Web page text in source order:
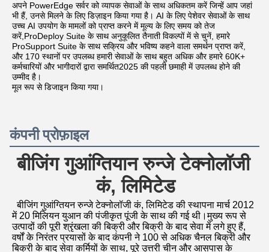
अपने PowerEdge सर्वर को व्यापक सेवाओं के साथ अधिकतम करें जिन्हें आप जहां
भी हैं, उनसे मिलने के लिए डिज़ाइन किया गया है। AI के लिए पेशेवर सेवाओं के साथ
उच्च AI उपयोग के मामलों को प्राप्त करने में मूल्य के लिए समय को तेज
करें,ProDeploy Suite के साथ अनुकूलित तैनाती विकल्पों में से चुनें, हमारे
ProSupport Suite के साथ सक्रिय और भविष्य कहने वाला समर्थन प्राप्त करें,
और 170 स्थानों पर उपलब्ध हमारी सेवाओं के साथ बहुत अधिक और हमारे 60K+
कर्मचारियों और भागीदारों द्वारा समर्थित2025 की पहली छमाही में उपलब्ध होने की
उम्मीद है।
मूल रूप से डिजाइन किया गया।